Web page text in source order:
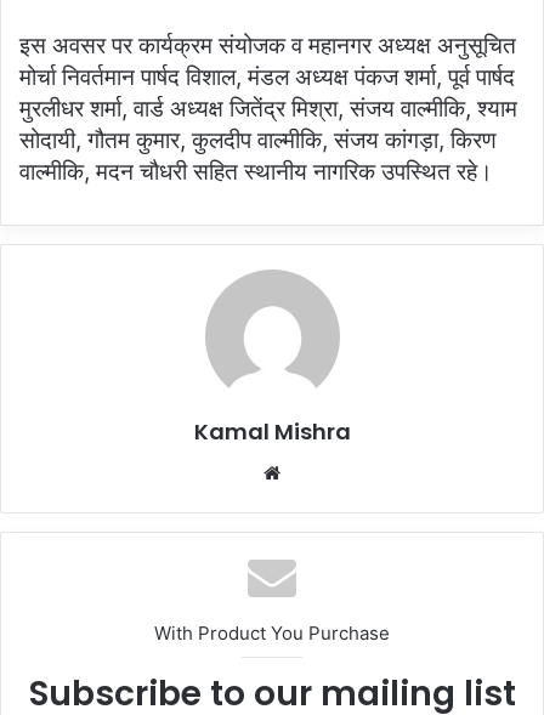
इस अवसर पर कार्यक्रम संयोजक व महानगर अध्यक्ष अनुसूचित
मोर्चा निवर्तमान पार्षद विशाल, मंडल अध्यक्ष पंकज शर्मा, पूर्व पार्षद
मुरलीधर शर्मा, वार्ड अध्यक्ष जितेंद्र मिश्रा, संजय वाल्मीकि, श्याम
सोदायी, गौतम कुमार, कुलदीप वाल्मीकि, संजय कांगड़ा, किरण
वाल्मीकि, मदन चौधरी सहित स्थानीय नागरिक उपस्थित रहे।
Kamal Mishra
Website
With Product You Purchase
Subscribe to our mailing list